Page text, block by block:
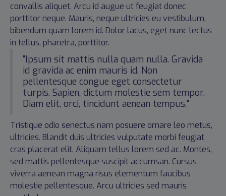
convallis aliquet. Arcu id augue ut feugiat donec
porttitor neque. Mauris, neque ultricies eu vestibulum,
bibendum quam lorem id. Dolor lacus, eget nunc lectus
in tellus, pharetra, porttitor.
"Ipsum sit mattis nulla quam nulla. Gravida
id gravida ac enim mauris id. Non
pellentesque congue eget consectetur
turpis. Sapien, dictum molestie sem tempor.
Diam elit, orci, tincidunt aenean tempus."
Tristique odio senectus nam posuere ornare leo metus,
ultricies. Blandit duis ultricies vulputate morbi feugiat
cras placerat elit. Aliquam tellus lorem sed ac. Montes,
sed mattis pellentesque suscipit accumsan. Cursus
viverra aenean magna risus elementum faucibus
molestie pellentesque. Arcu ultricies sed mauris